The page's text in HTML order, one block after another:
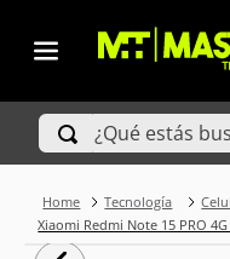
¿Qué estás
Tecnología
Xiaomi Redmi Note 15 PRO